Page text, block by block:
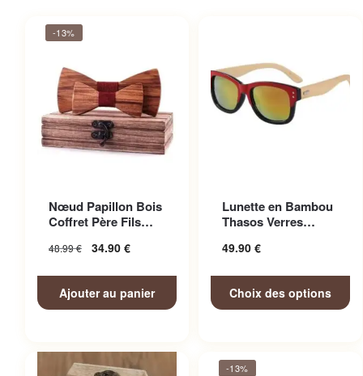
-13%
Nœud Papillon Bois
Coffret Père Fils
48.99€ 34.90 €
Ajouter au panier
Lunette en Bambou
Thasos Verres
49.90 €
Choix des options
variations. Les options
page du produit
-13%